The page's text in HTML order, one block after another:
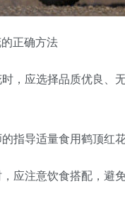
正确方法
，应选择品质优良、
指导适量食用鹤顶红
应注意饮食搭配，避